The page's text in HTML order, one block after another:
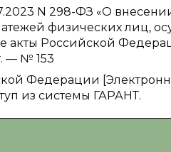
N 298-ФЗ «О
физических лиц,
акты Российской
— № 153
Федерации
из системы ГАРАНТ.